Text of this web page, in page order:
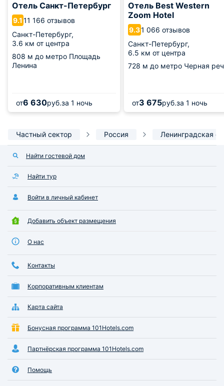
Отель Санкт-Петербург
9.111 166 отзывов
Санкт-Петербург,
3.6 км от центра
808 м до метро Площадь
Ленина
от6 630руб.за 1 ночь
Отель Best Western
Zoom Hotel
9.31 066 отзывов
Санкт-Петербург,
6.5 км от центра
728 м до метро Черная
от3 675руб.за 1 ночь
Частный сектор Россия Ленинградская
Найти гостевой дом
Найти тур
Войти в личный кабинет
Добавить объект размещения
О нас
Контакты
Корпоративным клиентам
Карта сайта
Бонусная программа 101Hotels.com
Партнёрская программа 101Hotels.com
Помощь